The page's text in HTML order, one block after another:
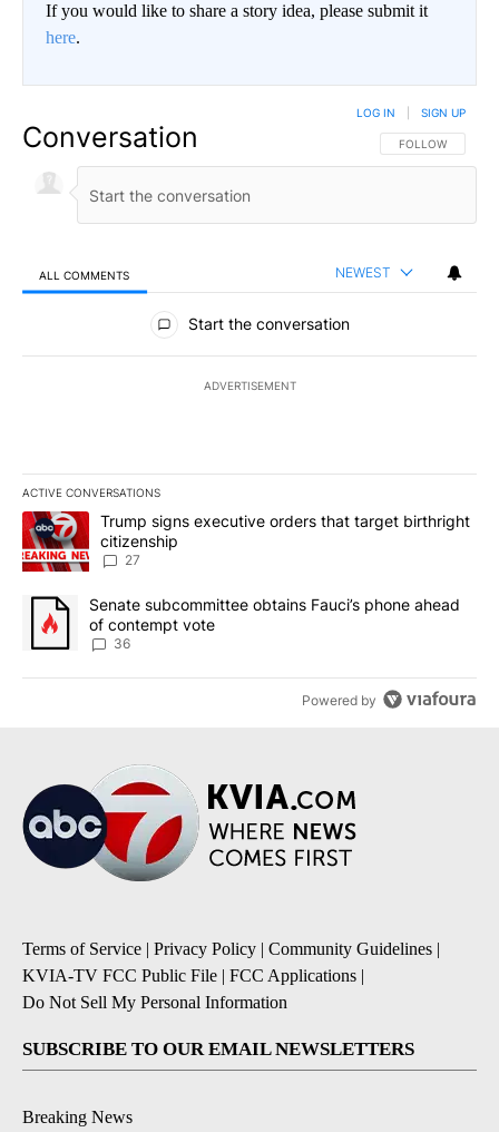
If you would like to share a story idea, please submit it
here.
Conversation FOLLOW THIS
FOLLOW
LOG IN SIGN UP
ALL COMMENTS NEWEST
All Comments
Start the conversation
ADVERTISEMENT
ACTIVE CONVERSATIONS
The following is a list of the most commented articles in the last
A trending article titled "Trump signs executive orders that
Trump signs executive orders that target birthright
citizenship
27
A trending article titled "Senate subcommittee obtains Fauci’s
Senate subcommittee obtains Fauci’s phone ahead
of contempt vote
36
Powered by
Terms of Service | Privacy Policy | Community Guidelines |
KVIA-TV FCC Public File | FCC Applications |
Do Not Sell My Personal Information
SUBSCRIBE TO OUR EMAIL NEWSLETTERS
Breaking News